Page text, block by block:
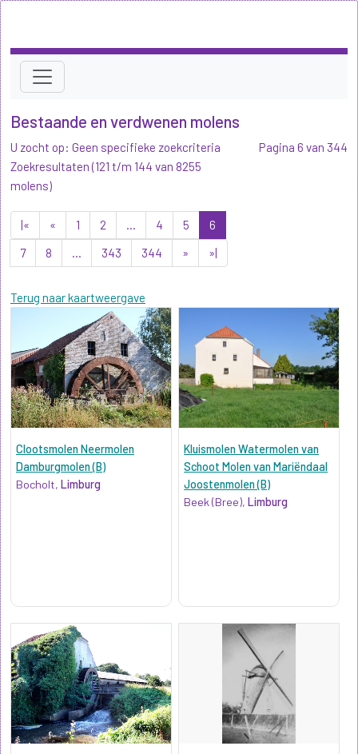
Bestaande en verdwenen molens
U zocht op: Geen specifieke zoekcriteria
Zoekresultaten (121 t/m 144 van 8255
molens)
|« « 1 2 ... 4 5
6
7
8 ... 343 344 » »|
Terug naar kaartweergave
Pagina 6 van 344
Clootsmolen Neermolen
Damburgmolen (B)
Bocholt, Limburg
Kluismolen Watermolen van
Schoot Molen van Mariëndaal
Joostenmolen (B)
Beek (Bree),Limburg